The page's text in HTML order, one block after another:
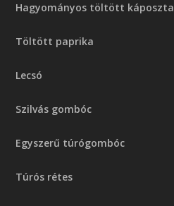
Hagyományos töltött káposzta
Töltött paprika
Lecsó
Szilvás gombóc
Egyszerű túrógombóc
Túrós rétes